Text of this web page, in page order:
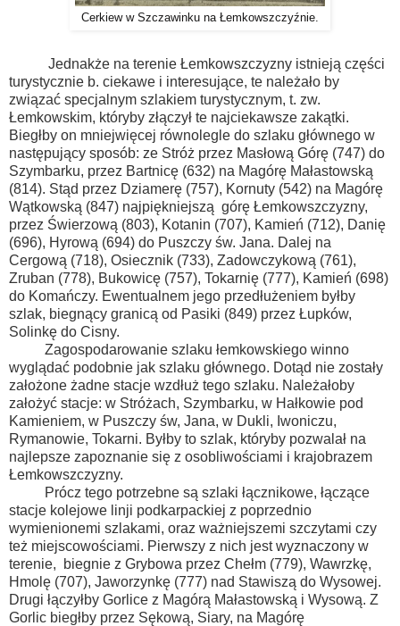
Cerkiew w Szczawinku na Łemkowszczyźnie.
Jednakże na terenie Łemkowszczyzny istnieją części
turystycznie b. ciekawe i interesujące, te należało by
związać specjalnym szlakiem turystycznym, t. zw.
Łemkowskim, któryby złączył te najciekawsze zakątki.
Biegłby on mniejwięcej równolegle do szlaku głównego w
następujący sposób: ze Stróż przez Masłową Górę (747) do
Szymbarku, przez Bartnicę (632) na Magórę Małastowską
(814). Stąd przez Dziamerę (757), Kornuty (542) na Magórę
Wątkowską (847) najpiękniejszą górę Łemkowszczyzny,
przez Świerzową (803), Kotanin (707), Kamień (712), Danię
(696), Hyrową (694) do Puszczy św. Jana. Dalej na
Cergową (718), Osiecznik (733), Zadowczykową (761),
Zruban (778), Bukowicę (757), Tokarnię (777), Kamień (698)
do Komańczy. Ewentualnem jego przedłużeniem byłby
szlak, biegnący granicą od Pasiki (849) przez Łupków,
Solinkę do Cisny.
Zagospodarowanie szlaku łemkowskiego winno
wyglądać podobnie jak szlaku głównego. Dotąd nie zostały
założone żadne stacje wzdłuż tego szlaku. Należałoby
założyć stacje: w Stróżach, Szymbarku, w Hałkowie pod
Kamieniem, w Puszczy św, Jana, w Dukli, Iwoniczu,
Rymanowie, Tokarni. Byłby to szlak, któryby pozwalał na
najlepsze zapoznanie się z osobliwościami i krajobrazem
Łemkowszczyzny.
Prócz tego potrzebne są szlaki łącznikowe, łączące
stacje kolejowe linji podkarpackiej z poprzednio
wymienionemi szlakami, oraz ważniejszemi szczytami czy
też miejscowościami. Pierwszy z nich jest wyznaczony w
terenie, biegnie z Grybowa przez Chełm (779), Wawrzkę,
Hmolę (707), Jaworzynkę (777) nad Stawiszą do Wysowej.
Drugi łączyłby Gorlice z Magórą Małastowską i Wysową. Z
Gorlic biegłby przez Sękową, Siary, na Magórę